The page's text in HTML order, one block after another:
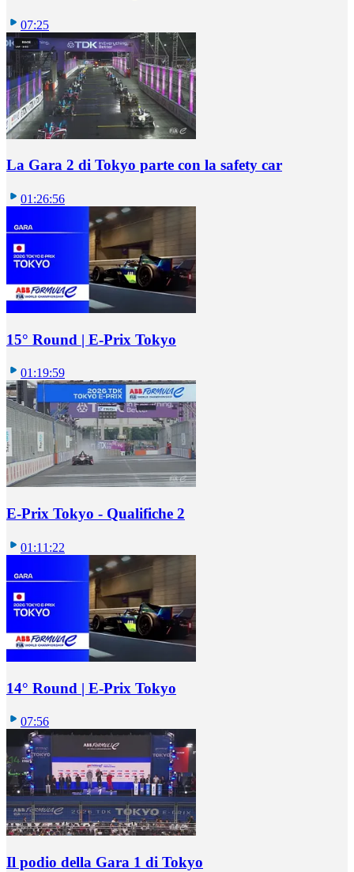
07:25
La Gara 2 di Tokyo parte con la safety car
01:26:56
15° Round | E-Prix Tokyo
01:19:59
E-Prix Tokyo - Qualifiche 2
01:11:22
14° Round | E-Prix Tokyo
07:56
Il podio della Gara 1 di Tokyo